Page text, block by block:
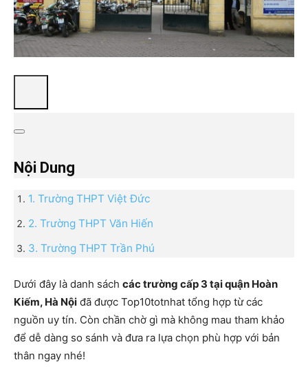
Nội Dung
1. Trường THPT Việt Đức
2. Trường THPT Văn Hiến
3. Trường THPT Trần Phú
Dưới đây là danh sách các trường cấp 3 tại quận Hoàn
Kiếm, Hà Nội đã được Top10totnhat tổng hợp từ các
nguồn uy tín. Còn chần chờ gì mà không mau tham khảo
để dễ dàng so sánh và đưa ra lựa chọn phù hợp với bản
thân ngay nhé!